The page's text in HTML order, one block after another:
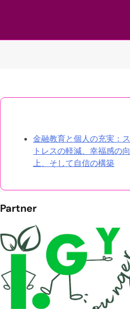
金融教育と個人の充実：ス
トレスの軽減、幸福感の向
上、そして自信の構築
Partner